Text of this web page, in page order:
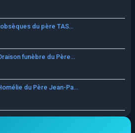
du père TAS...
funèbre du Père...
du Père Jean-Pa...